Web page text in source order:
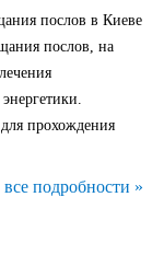
послов в Киеве
послов, на
прохождения
все подробности »